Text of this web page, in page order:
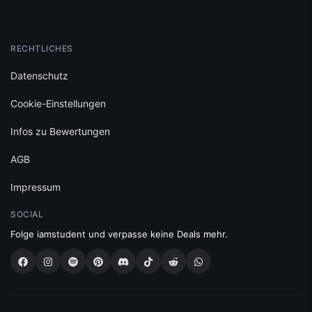
RECHTLICHES
Datenschutz
Cookie-Einstellungen
Infos zu Bewertungen
AGB
Impressum
SOCIAL
Folge iamstudent und verpasse keine Deals mehr.